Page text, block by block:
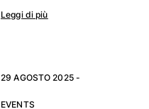
Leggi di più
29 AGOSTO 2025 -
EVENTS